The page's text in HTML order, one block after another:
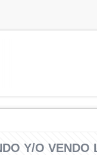
Y/O VENDO